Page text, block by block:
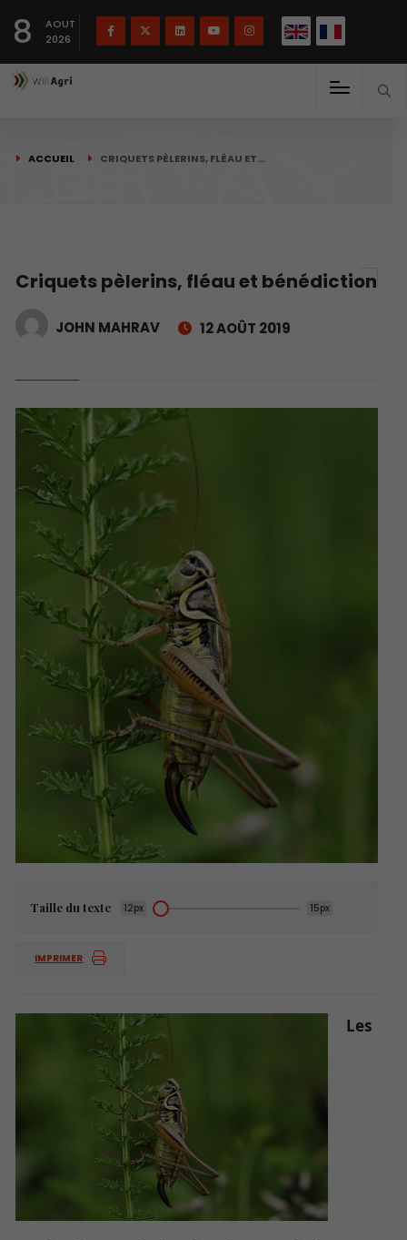
8
AOUT
2026
ACCUEIL CRIQUETS PÈLERINS, FLÉAU ET…
Criquets pèlerins, fléau et bénédiction
JOHN MAHRAV 12 AOÛT 2019
Taille du texte 12px 15px
IMPRIMER
Les
Français English(English)